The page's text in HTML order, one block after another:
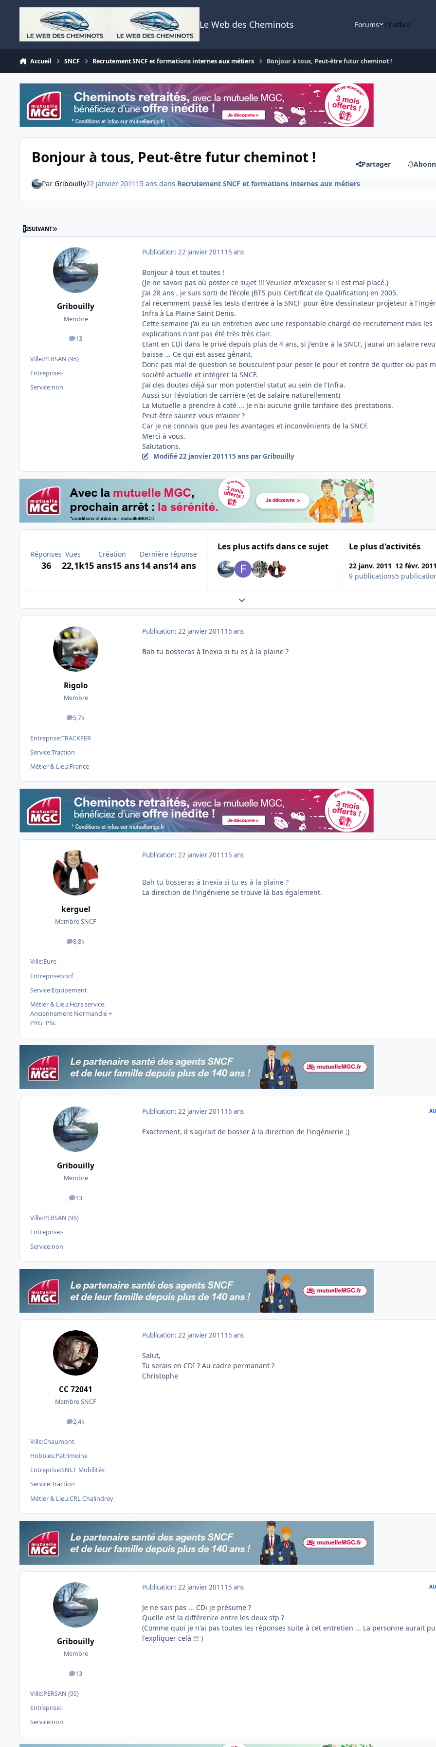
Aller au contenu
Le Web des Cheminots Forums Chatbox
Accueil SNCF Recrutement SNCF et formations internes aux métiers Bonjour à tous, Peut-être futur cheminot !
Bonjour à tous, Peut-être futur cheminot ! Partager
Par Gribouilly22 janvier 2011 15 ans dans Recrutement SNCF et formations internes aux métiers
12SUIVANT DERNIÈRE PAGE
Gribouilly
Membre
13
messages
Ville:PERSAN (95)
Entreprise:-
Service:non
Publication: 22 janvier 2011 15 ans
Bonjour à tous et toutes !
(Je ne savais pas où poster ce sujet !!! Veuillez m'excuser si il est mal placé.)
J'ai 28 ans , je suis sorti de l'école (BTS puis Certificat de Qualification) en 2005.
J'ai récemment passé les tests d'entrée à la SNCF pour être dessinateur projeteur à
Infra à La Plaine Saint Denis.
Cette semaine j'ai eu un entretien avec une responsable chargé de recrutement mais les
explications n'ont pas été très très clair.
Etant en CDi dans le privé depuis plus de 4 ans, si j'entre à la SNCF, j'aurai un salaire
baisse ... Ce qui est assez gênant.
Donc pas mal de question se bousculent pour peser le pour et contre de quitter ou pas
société actuelle et intégrer la SNCF.
J'ai des doutes déjà sur mon potentiel statut au sein de l'Infra.
Aussi sur l'évolution de carrière (et de salaire naturellement)
La Mutuelle a prendre à coté ... Je n'ai aucune grille tarifaire des prestations.
Peut-être saurez-vous m'aider ?
Car je ne connais que peu les avantages et inconvénients de la SNCF.
Merci à vous.
Salutations.
Modifié22 janvier 201115 ans par Gribouilly
Réponses
36
Vues
22,1k
Création
15 ans15 ans
Dernière réponse
14 ans14 ans
Les plus actifs dans ce sujet Le plus d'activités
22 janv. 2011
9 publications
12 févr.
5
Expand topic overview
Rigolo
Membre
5,7k
messages
Entreprise:TRACKFER
Service:Traction
Métier & Lieu:France
Publication: 22 janvier 2011 15 ans
Bah tu bosseras à Inexia si tu es à la plaine ?
kerguel
Membre SNCF
8,8k
messages
Ville:Eure
Entreprise:sncf
Service:Equipement
Métier & Lieu:Hors service.
Anciennement Normandie +
PRG+PSL
Publication: 22 janvier 2011 15 ans
Bah tu bosseras à Inexia si tu es à la plaine ?
La direction de l'ingénierie se trouve là bas également.
Gribouilly
Membre
13
messages
Ville:PERSAN (95)
Entreprise:-
Service:non
Publication: 22 janvier 2011 15 ans
Exactement, il s'agirait de bosser à la direction de l'ingénierie ;)
CC 72041
Membre SNCF
2,4k
messages
Ville:Chaumont
Hobbies:Patrimoine
Entreprise:SNCF Mobilités
Service:Traction
Métier & Lieu:CRL Chalindrey
Publication: 22 janvier 2011 15 ans
Salut,
Tu serais en CDI ? Au cadre permanant ?
Christophe
Gribouilly
Membre
13
messages
Ville:PERSAN (95)
Entreprise:-
Service:non
Publication: 22 janvier 2011 15 ans
Je ne sais pas ... CDi je présume ?
Quelle est la différence entre les deux stp ?
(Comme quoi je n'ai pas toutes les réponses suite à cet entretien ... La personne aurait
l'expliquer celà !!! )